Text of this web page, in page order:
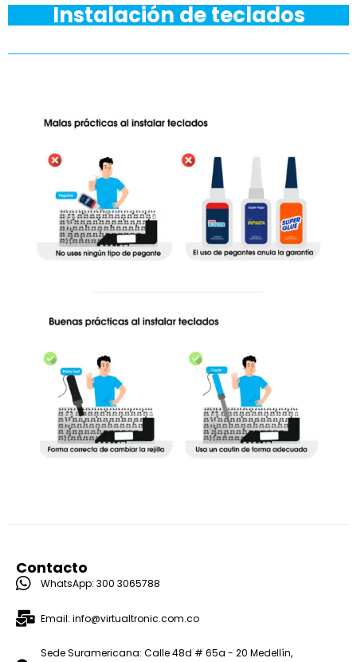
Instalación de teclados
Contacto
WhatsApp: 300 3065788
Email: info@virtualtronic.com.co
Sede Suramericana: Calle 48d # 65a - 20 Medellín,